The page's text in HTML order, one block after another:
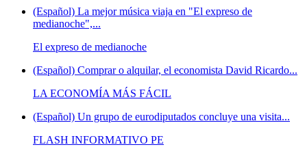
(Español) La mejor música viaja en "El expreso de
medianoche",...
El expreso de medianoche
(Español) Comprar o alquilar, el economista David Ricardo...
LA ECONOMÍA MÁS FÁCIL
(Español) Un grupo de eurodiputados concluye una visita...
FLASH INFORMATIVO PE